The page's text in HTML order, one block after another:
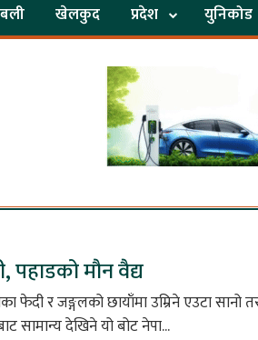
खेलकुद प्रदेश युनिकोड
पहाडको मौन वैद्य
फेदी र जङ्गलको छायाँमा उम्रिने एउटा सानो
सामान्य देखिने यो बोट नेपा...